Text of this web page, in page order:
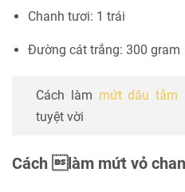
Chanh tươi: 1 trái
Đường cát trắng: 300 gram
Cách làm mứt dâu tằm
tuyệt vời
Cách làm mứt vỏ